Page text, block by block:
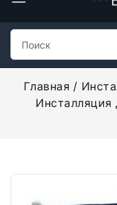
Главная
Инсталляция